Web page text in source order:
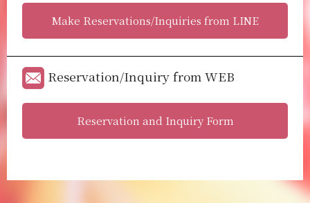
Make Reservations/Inquiries from LINE
Reservation/Inquiry from WEB
Reservation and Inquiry Form